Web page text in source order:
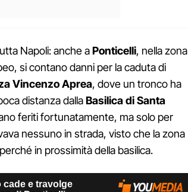
Napoli: anche aPonticelli, nella zona
si contano danni per la caduta di
Vincenzo Aprea, dove un tronco ha
distanza dallaBasilica di Santa
feriti fortunatamente, ma solo per
nessuno in strada, visto che la zona
in prossimità della basilica.